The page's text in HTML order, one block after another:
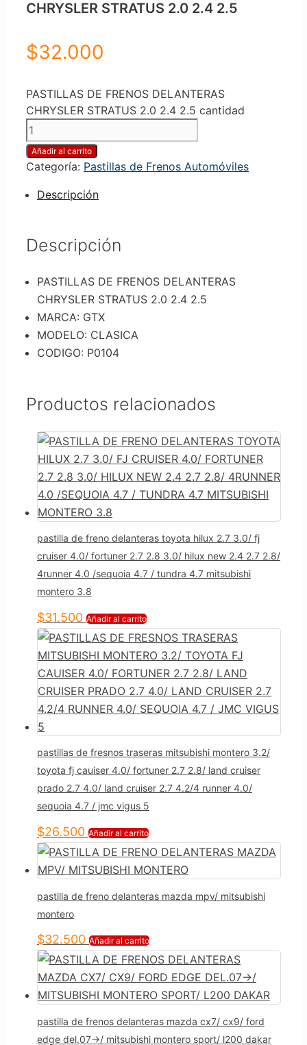
CHRYSLER STRATUS 2.0 2.4 2.5
$32.000
PASTILLAS DE FRENOS DELANTERAS
CHRYSLER STRATUS 2.0 2.4 2.5 cantidad
Añadir al carrito
Categoría: Pastillas de Frenos Automóviles
Descripción
Descripción
PASTILLAS DE FRENOS DELANTERAS
CHRYSLER STRATUS 2.0 2.4 2.5
MARCA: GTX
MODELO: CLASICA
CODIGO: P0104
Productos relacionados
pastilla de freno delanteras toyota hilux 2.7 3.0/ fj
cruiser 4.0/ fortuner 2.7 2.8 3.0/ hilux new 2.4 2.7 2.8/
4runner 4.0 /sequoia 4.7 / tundra 4.7 mitsubishi
montero 3.8
$31.500 Añadir al carrito
pastillas de fresnos traseras mitsubishi montero 3.2/
toyota fj cauiser 4.0/ fortuner 2.7 2.8/ land cruiser
prado 2.7 4.0/ land cruiser 2.7 4.2/4 runner 4.0/
sequoia 4.7 / jmc vigus 5
$26.500 Añadir al carrito
pastilla de freno delanteras mazda mpv/ mitsubishi
montero
$32.500 Añadir al carrito
pastilla de frenos delanteras mazda cx7/ cx9/ ford
edge del.07->/ mitsubishi montero sport/ l200 dakar